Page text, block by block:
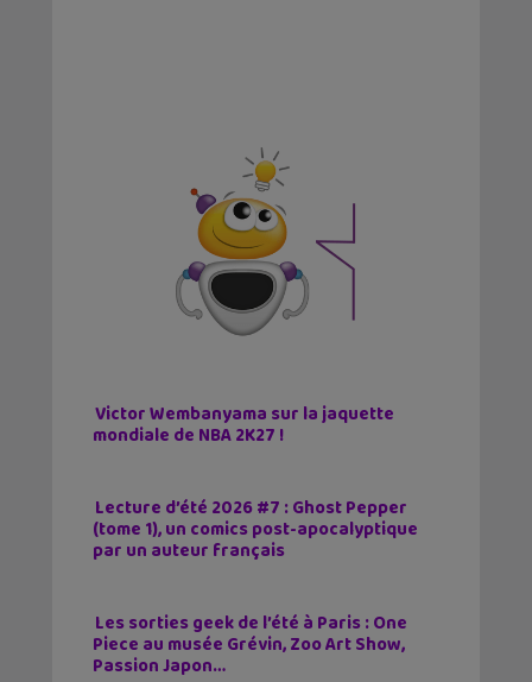
Victor Wembanyama sur la jaquette
mondiale de NBA 2K27 !
Lecture d’été 2026 #7 : Ghost Pepper
(tome 1), un comics post-apocalyptique
par un auteur français
Les sorties geek de l’été à Paris : One
Piece au musée Grévin, Zoo Art Show,
Passion Japon…